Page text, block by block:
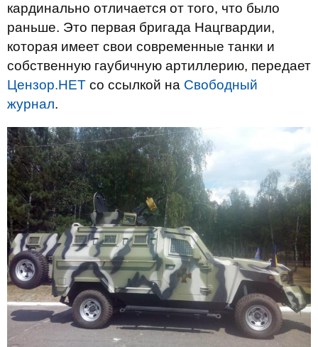
кардинально отличается от того, что было
раньше. Это первая бригада Нацгвардии,
которая имеет свои современные танки и
собственную гаубичную артиллерию, передает
Цензор.НЕТ со ссылкой на Свободный
журнал.